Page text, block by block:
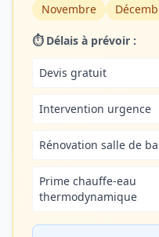
Novembre
⏱️ Délais à prévoir :
Devis gratuit
Intervention urgence
Rénovation salle de
Prime chauffe-eau
thermodynamique